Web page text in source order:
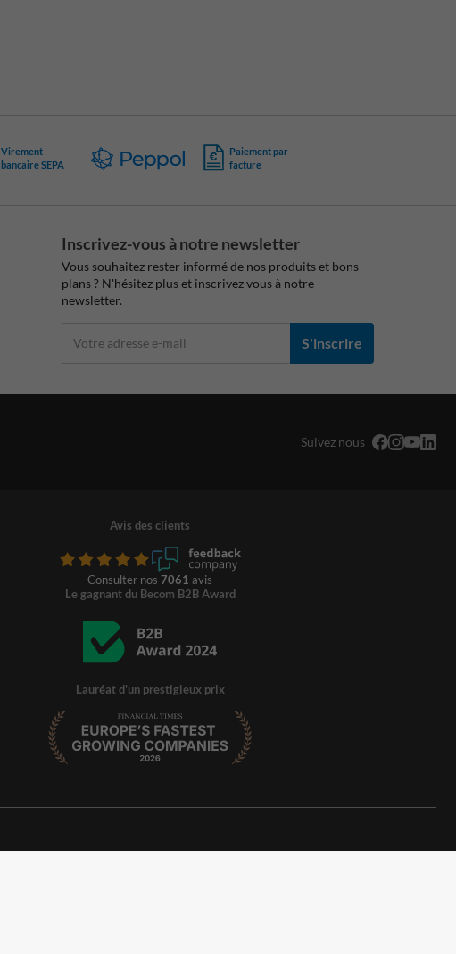
Virement
bancaire SEPA
Paiement par
facture
Inscrivez-vous à notre newsletter
Vous souhaitez rester informé de nos produits et bons
plans ? N'hésitez plus et inscrivez vous à notre
newsletter.
S'inscrire
Suivez nous
Avis des clients
Consulter nos 7061 avis
Le gagnant du Becom B2B Award
Lauréat d'un prestigieux prix